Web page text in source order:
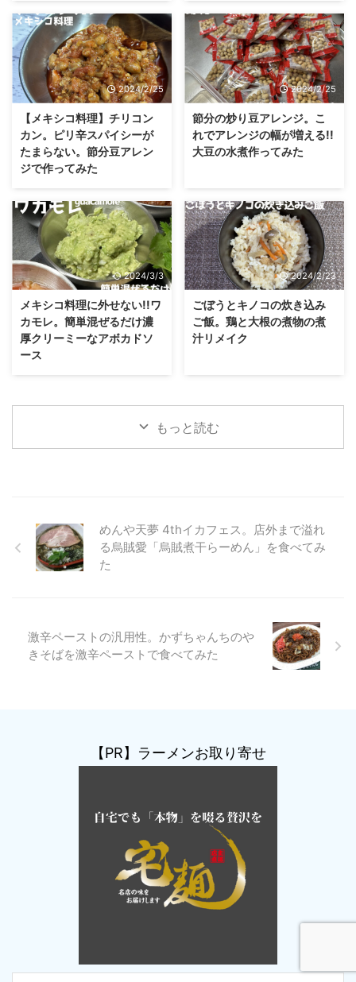
2024/2/25
【メキシコ料理】チリコン
カン。ピリ辛スパイシーが
たまらない。節分豆アレン
ジで作ってみた
2024/2/25
節分の炒り豆アレンジ。こ
れでアレンジの幅が増える!!
大豆の水煮作ってみた
2024/3/3
メキシコ料理に外せない!!ワ
カモレ。簡単混ぜるだけ濃
厚クリーミーなアボカドソ
ース
2024/2/23
ごぼうとキノコの炊き込み
ご飯。鶏と大根の煮物の煮
汁リメイク
もっと読む
めんや天夢 4thイカフェス。店外まで溢れ
る烏賊愛「烏賊煮干らーめん」を食べてみ
た
激辛ペーストの汎用性。かずちゃんちのや
きそばを激辛ペーストで食べてみた
【PR】ラーメンお取り寄せ